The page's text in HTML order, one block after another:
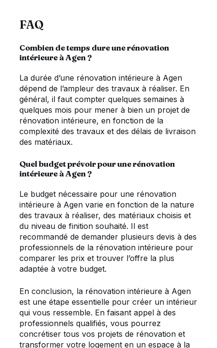
FAQ
Combien de temps dure une rénovation
intérieure à Agen ?
La durée d’une rénovation intérieure à Agen
dépend de l’ampleur des travaux à réaliser. En
général, il faut compter quelques semaines à
quelques mois pour mener à bien un projet de
rénovation intérieure, en fonction de la
complexité des travaux et des délais de livraison
des matériaux.
Quel budget prévoir pour une rénovation
intérieure à Agen ?
Le budget nécessaire pour une rénovation
intérieure à Agen varie en fonction de la nature
des travaux à réaliser, des matériaux choisis et
du niveau de finition souhaité. Il est
recommandé de demander plusieurs devis à des
professionnels de la rénovation intérieure pour
comparer les prix et trouver l’offre la plus
adaptée à votre budget.
En conclusion, la rénovation intérieure à Agen
est une étape essentielle pour créer un intérieur
qui vous ressemble. En faisant appel à des
professionnels qualifiés, vous pourrez
concrétiser tous vos projets de rénovation et
transformer votre logement en un espace à la